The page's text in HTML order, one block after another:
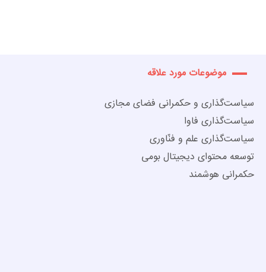
موضوعات مورد علاقه
سیاست‌گذاری و حکمرانی فضای مجازی
سیاست‌گذاری فاوا
سیاست‌گذاری علم و فنّاوری
توسعه محتوای دیجیتال بومی
حکمرانی هوشمند